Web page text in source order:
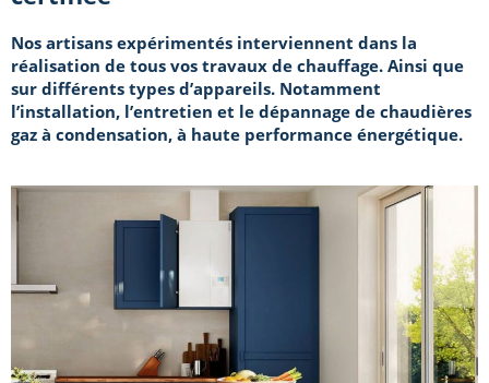
Nos artisans expérimentés interviennent dans la
réalisation de tous vos travaux de chauffage. Ainsi que
sur différents types d’appareils. Notamment
l’installation, l’entretien et le dépannage de chaudières
gaz à condensation, à haute performance énergétique.